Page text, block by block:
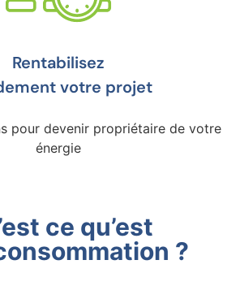
Rentabilisez
votre projet
pour devenir propriétaire de votre
énergie
ce qu’est
?